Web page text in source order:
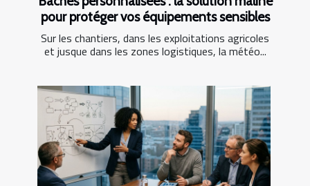
pour protéger vos équipements sensibles
Sur les chantiers, dans les exploitations agricoles
et jusque dans les zones logistiques, la météo...